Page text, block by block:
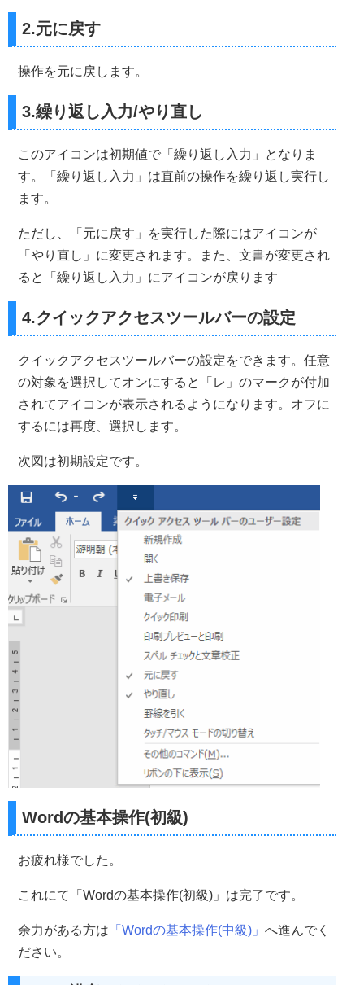
2.元に戻す
操作を元に戻します。
3.繰り返し入力/やり直し
このアイコンは初期値で「繰り返し入力」となりま
す。「繰り返し入力」は直前の操作を繰り返し実行し
ます。
ただし、「元に戻す」を実行した際にはアイコンが
「やり直し」に変更されます。また、文書が変更され
ると「繰り返し入力」にアイコンが戻ります
4.クイックアクセスツールバーの設定
クイックアクセスツールバーの設定をできます。任意
の対象を選択してオンにすると「レ」のマークが付加
されてアイコンが表示されるようになります。オフに
するには再度、選択します。
次図は初期設定です。
Wordの基本操作(初級)
お疲れ様でした。
これにて「Wordの基本操作(初級)」は完了です。
余力がある方は 「Wordの基本操作(中級)」 へ進んでく
ださい。